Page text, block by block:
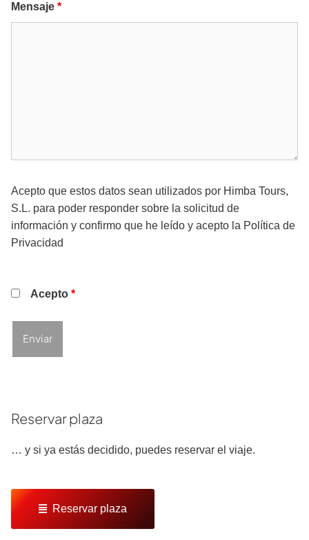
Mensaje *
Acepto que estos datos sean utilizados por Himba Tours,
S.L. para poder responder sobre la solicitud de
información y confirmo que he leído y acepto la Política de
Privacidad
Acepto*
Reservar plaza
… y si ya estás decidido, puedes reservar el viaje.
Reservar plaza